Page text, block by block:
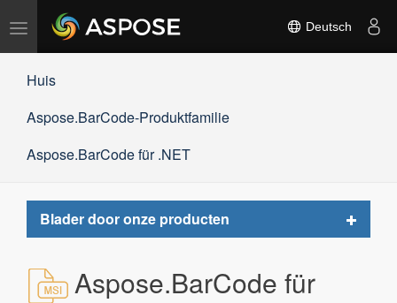
Navigation
umschalten
Deutsch
Huis
Aspose.BarCode-Produktfamilie
Aspose.BarCode für .NET
Blader door onze producten
Toggle
Aspose.BarCode für